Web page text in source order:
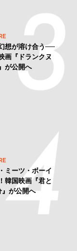
想が溶け合う──
画『ドランクヌ
が公開へ
ミーツ・ボーイ
韓国映画『君と
』が公開へ